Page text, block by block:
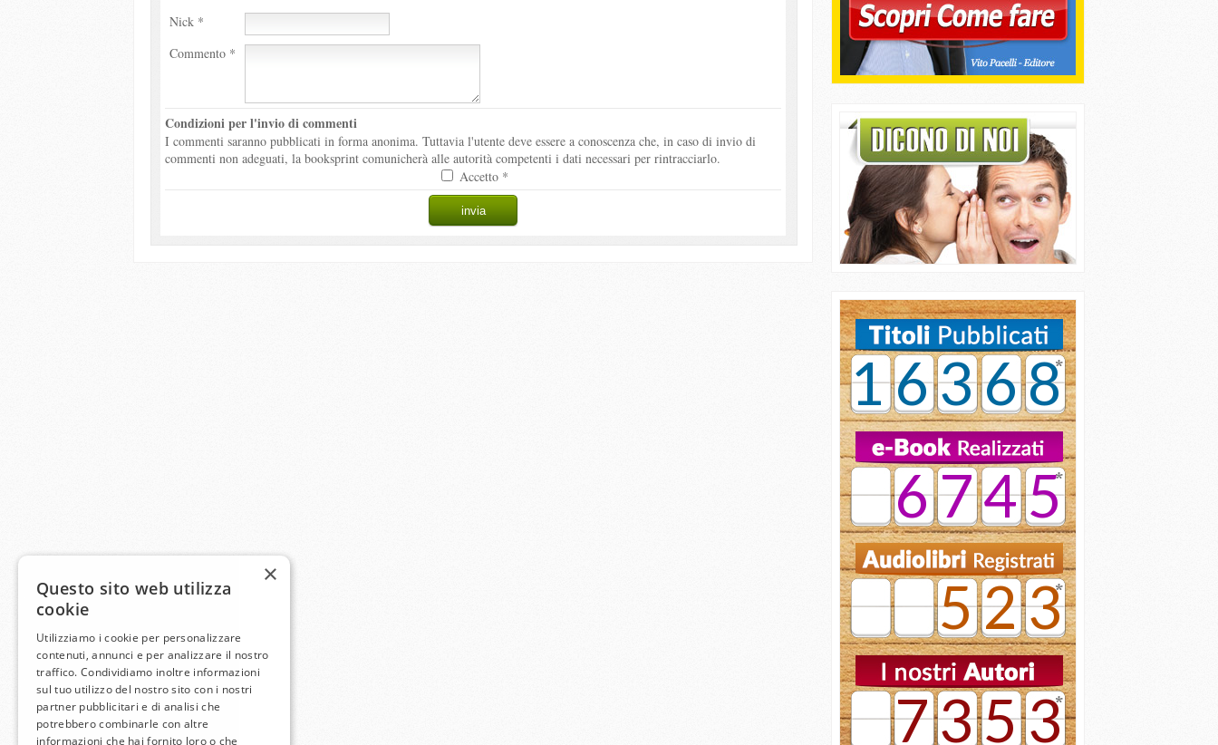
Nick *
Commento *
Condizioni per l'invio di commenti
I commenti saranno pubblicati in forma anonima. Tuttavia l'utente deve essere a conoscenza che, in caso di invio di
commenti non adeguati, la booksprint comunicherà alle autorità competenti i dati necessari per rintracciarlo.
Accetto *
16368
6745
523
7353
×
Questo sito web utilizza
cookie
Utilizziamo i cookie per personalizzare
contenuti, annunci e per analizzare il nostro
traffico. Condividiamo inoltre informazioni
sul tuo utilizzo del nostro sito con i nostri
partner pubblicitari e di analisi che
potrebbero combinarle con altre
informazioni che hai fornito loro o che